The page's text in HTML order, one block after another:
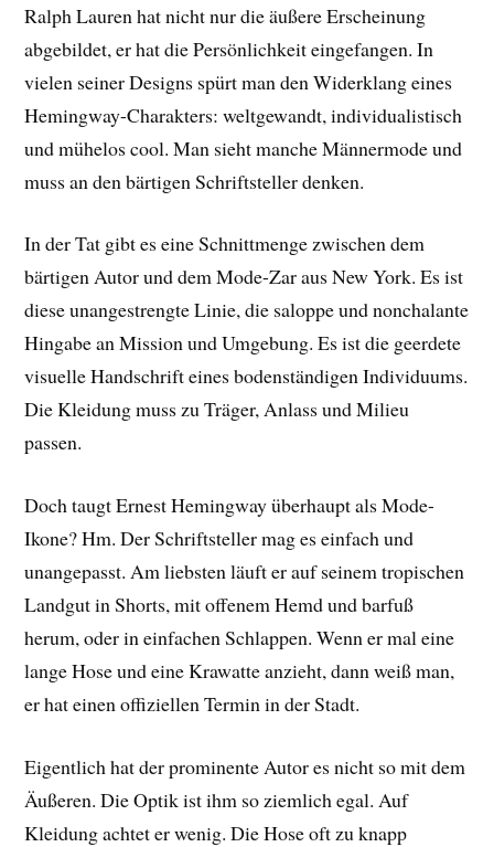
Ralph Lauren hat nicht nur die äußere Erscheinung
abgebildet, er hat die Persönlichkeit eingefangen. In
vielen seiner Designs spürt man den Widerklang eines
Hemingway-Charakters: weltgewandt, individualistisch
und mühelos cool. Man sieht manche Männermode und
muss an den bärtigen Schriftsteller denken.
In der Tat gibt es eine Schnittmenge zwischen dem
bärtigen Autor und dem Mode-Zar aus New York. Es ist
diese unangestrengte Linie, die saloppe und nonchalante
Hingabe an Mission und Umgebung. Es ist die geerdete
visuelle Handschrift eines bodenständigen Individuums.
Die Kleidung muss zu Träger, Anlass und Milieu
passen.
Doch taugt Ernest Hemingway überhaupt als Mode-
Ikone? Hm. Der Schriftsteller mag es einfach und
unangepasst. Am liebsten läuft er auf seinem tropischen
Landgut in Shorts, mit offenem Hemd und barfuß
herum, oder in einfachen Schlappen. Wenn er mal eine
lange Hose und eine Krawatte anzieht, dann weiß man,
er hat einen offiziellen Termin in der Stadt.
Eigentlich hat der prominente Autor es nicht so mit dem
Äußeren. Die Optik ist ihm so ziemlich egal. Auf
Kleidung achtet er wenig. Die Hose oft zu knapp